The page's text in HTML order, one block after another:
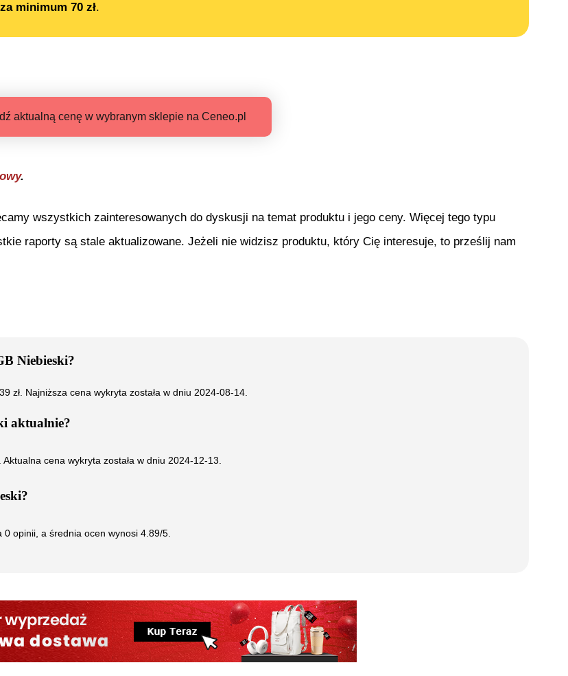
minimum 70 zł.
aktualną cenę w wybranym sklepie na Ceneo.pl
.
wszystkich zainteresowanych do dyskusji na temat produktu i jego ceny. Więcej tego typu
raporty są stale aktualizowane. Jeżeli nie widzisz produktu, który Cię interesuje, to prześlij nam
Niebieski?
zł. Najniższa cena wykryta została w dniu 2024-08-14.
aktualnie?
Aktualna cena wykryta została w dniu 2024-12-13
?
0 opinii, a średnia ocen wynosi 4.89/5.